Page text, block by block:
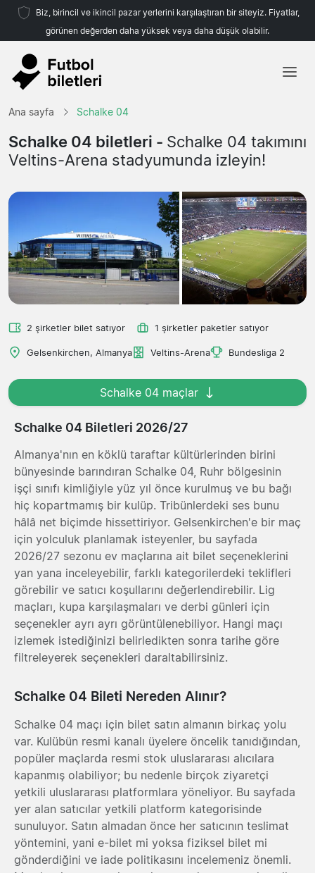
Biz, birincil ve ikincil pazar yerlerini karşılaştıran bir siteyiz. Fiyatlar,
görünen değerden daha yüksek veya daha düşük olabilir.
Takımlar
Ligler
Ana sayfa Schalke 04
Schalke 04 biletleri - Schalke 04 takımını
Veltins-Arena stadyumunda izleyin!
2 şirketler bilet satıyor 1 şirketler paketler satıyor
Gelsenkirchen, Almanya Veltins-Arena Bundesliga 2
Schalke 04 maçlar
Schalke 04 Biletleri 2026/27
Almanya'nın en köklü taraftar kültürlerinden birini
bünyesinde barındıran Schalke 04, Ruhr bölgesinin
işçi sınıfı kimliğiyle yüz yıl önce kurulmuş ve bu bağı
hiç kopartmamış bir kulüp. Tribünlerdeki ses bunu
hâlâ net biçimde hissettiriyor. Gelsenkirchen'e bir maç
için yolculuk planlamak isteyenler, bu sayfada
2026/27 sezonu ev maçlarına ait bilet seçeneklerini
yan yana inceleyebilir, farklı kategorilerdeki teklifleri
görebilir ve satıcı koşullarını değerlendirebilir. Lig
maçları, kupa karşılaşmaları ve derbi günleri için
seçenekler ayrı ayrı görüntülenebiliyor. Hangi maçı
izlemek istediğinizi belirledikten sonra tarihe göre
filtreleyerek seçenekleri daraltabilirsiniz.
Schalke 04 Bileti Nereden Alınır?
Schalke 04 maçı için bilet satın almanın birkaç yolu
var. Kulübün resmi kanalı üyelere öncelik tanıdığından,
popüler maçlarda resmi stok uluslararası alıcılara
kapanmış olabiliyor; bu nedenle birçok ziyaretçi
yetkili uluslararası platformlara yöneliyor. Bu sayfada
yer alan satıcılar yetkili platform kategorisinde
sunuluyor. Satın almadan önce her satıcının teslimat
yöntemini, yani e-bilet mi yoksa fiziksel bilet mi
gönderdiğini ve iade politikasını incelemeniz önemli.